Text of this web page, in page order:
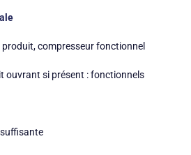
compresseur fonctionnel
ouvrant si présent : fonctionnels